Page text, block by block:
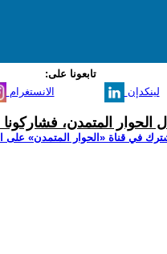
تابعونا على:
الانستغرام لينكدإن
الحوار المتمدن،
في قناة ‫«الحوار المتمدن» على